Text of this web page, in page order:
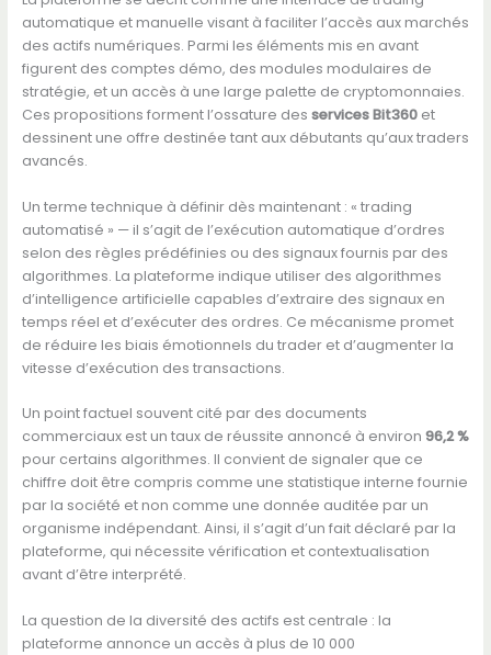
automatique et manuelle visant à faciliter l’accès aux marchés
des actifs numériques. Parmi les éléments mis en avant
figurent des comptes démo, des modules modulaires de
stratégie, et un accès à une large palette de cryptomonnaies.
Ces propositions forment l’ossature des services Bit360et
dessinent une offre destinée tant aux débutants qu’aux traders
avancés.
Un terme technique à définir dès maintenant : « trading
automatisé » — il s’agit de l’exécution automatique d’ordres
selon des règles prédéfinies ou des signaux fournis par des
algorithmes. La plateforme indique utiliser des algorithmes
d’intelligence artificielle capables d’extraire des signaux en
temps réel et d’exécuter des ordres. Ce mécanisme promet
de réduire les biais émotionnels du trader et d’augmenter la
vitesse d’exécution des transactions.
Un point factuel souvent cité par des documents
commerciaux est un taux de réussite annoncé à environ 96,2 %
pour certains algorithmes. Il convient de signaler que ce
chiffre doit être compris comme une statistique interne fournie
par la société et non comme une donnée auditée par un
organisme indépendant. Ainsi, il s’agit d’un fait déclaré par la
plateforme, qui nécessite vérification et contextualisation
avant d’être interprété.
La question de la diversité des actifs est centrale : la
plateforme annonce un accès à plus de 10 000